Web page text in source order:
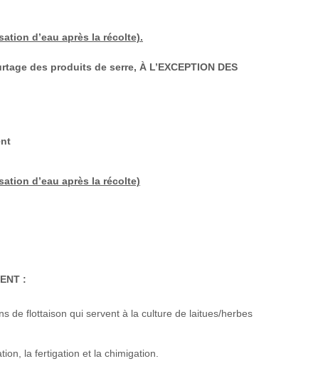
d’eau après la récolte).
des produits de serre, À L’EXCEPTION DES
d’eau après la récolte)
:
de flottaison qui servent à la culture de laitues/herbes
la fertigation et la chimigation.